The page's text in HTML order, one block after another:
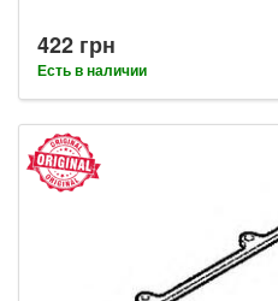
422 грн
Есть в наличии